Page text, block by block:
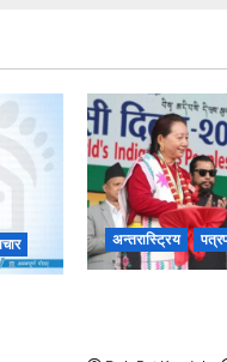
अन्तरास्ट्रिय